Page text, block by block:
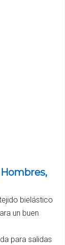
bielástico
un buen
para salidas